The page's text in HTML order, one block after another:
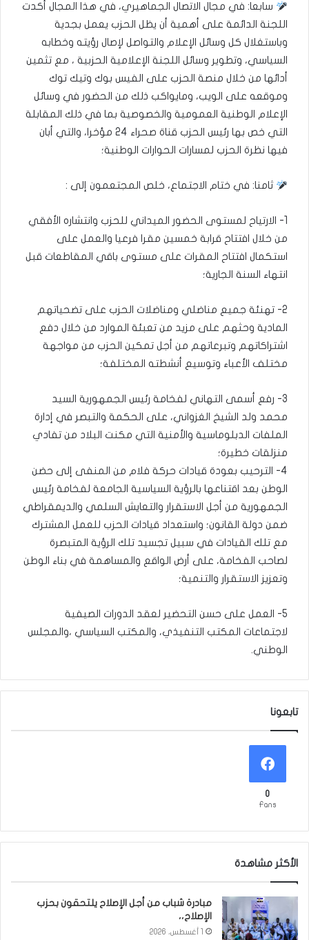
سابعا: في مجال الاتصال الجماهيري، في هذا المجال أكدت
اللجنة الدائمة على أهمية أن يظل الحزب يعمل بجدية
وباستغلال كل وسائل الإعلام والتواصل لإصال رؤيته وخطابه
السياسي، وتطوير وسائل اللجنة الإعلامية الحزبية ، مع تثمين
أدائها من خلال منصة الحزب على الفيس بوك وتيك توك
وموقعه على الويب، ومايواكب ذلك من الحضور في وسائل
الإعلام الوطنية العمومية والخصوصية بما في ذلك المقابلة
التي خص بها رئيس الحزب قناة صحراء 24 مؤخرا، والتي أبان
فيها نظرة الحزب لمسارات الحوارات الوطنية؛
ثامنا: في ختام الاجتماع، خلص المجتعمون إلى :
1- الارتياح لمستوى الحضور الميداني للحزب وانتشاره الأفقي
من خلال افتتاح قرابة خمسين مقرا فرعيا والعمل على
استكمال افتتاح المقرات على مستوى باقي المقاطعات قبل
انتهاء السنة الجارية؛
2- تهنئة جميع مناضلي ومناضلات الحزب على تضحياتهم
المادية وحثهم على مزيد من تعبئة الموارد من خلال دفع
اشتراكاتهم وتبرعاتهم من أجل تمكين الحزب من مواجهة
مختلف الأعباء وتوسيع أنشطته المختلفة؛
3- رفع أسمى التهاني لفخامة رئيس الجمهورية السيد
محمد ولد الشيخ الغزواني، على الحكمة والتبصر في إدارة
الملفات الدبلوماسية والأمنية التي مكنت البلاد من تفادي
منزلقات خطيرة؛
4- الترحيب بعودة قيادات حركة فلام من المنفى إلى حضن
الوطن بعد اقتناعها بالرؤية السياسية الجامعة لفخامة رئيس
الجمهورية من أجل الاستقرار والتعايش السلمي والديمقراطي
ضمن دولة القانون؛ واستعداد قيادات الحزب للعمل المشترك
مع تلك القيادات في سبيل تجسيد تلك الرؤية المتبصرة
لصاحب الفخامة، على أرض الواقع والمساهمة في بناء الوطن
وتعزيز الاستقرار والتنمية؛
5- العمل على حسن التحضير لعقد الدورات الصيفية
لاجتماعات المكتب التنفيذي، والمكتب السياسي ،والمجلس
الوطني.
تابعونا
0
Fans
الأكثر مشاهدة
مبادرة شباب من أجل الإصلاح يلتحقون بحزب
الإصلاح،،